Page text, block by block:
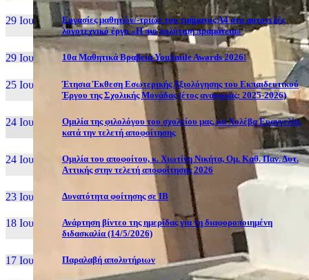
29 Ιουν, 26
Εργασίες μαθητών/-τριών του τμήματος Α4 στο αυτοτελές
λογοτεχνικό έργο «Η πιο πολύτιμη πραμάτεια»
29 Ιουν, 26 10α Μαθητικά Βραβεία YouSmile Awards 2026!
25 Ιουν, 26
Έτησια Έκθεση Εσωτερικής Αξιολόγησης του Εκπαιδευτικού
Έργου της Σχολικής Μονάδας (έτος αναφοράς: 2025-2026)
24 Ιουν, 26
Ομιλία της φιλολόγου του σχολείου μας, κα Χολέβα Ευαγγελία,
κατά την τελετή αποφοίτησης
24 Ιουν, 26
Ομιλία του αποφοίτου, κ. Χιωτίνη Νικήτα, Ομ. Καθ. Παν. Δυτ.
Αττικής στην τελετή αποφοίτησης 2026
23 Ιουν, 26 Δυνατότητα φοίτησης σε ΙΒ
18 Ιουν, 26
Ανάρτηση βίντεο της ημερίδας για τη διαφοροποιημένη
διδασκαλία (14/5/2026)
17 Ιουν, 26 Παραλαβή απολυτήριων